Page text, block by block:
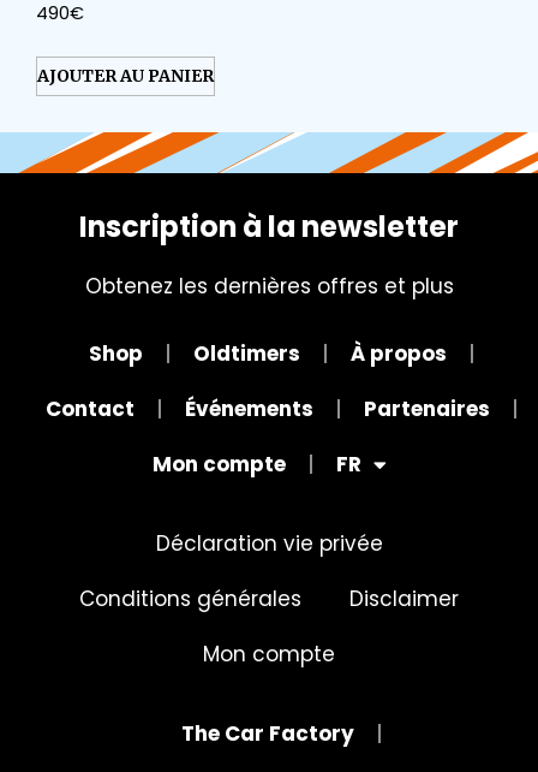
490€
AJOUTER AU PANIER
Inscription à la newsletter
Obtenez les dernières offres et plus
Shop Oldtimers
À propos
Contact
Événements
Partenaires
Mon compte
FR
Déclaration vie privée
Conditions générales
Disclaimer
Mon compte
The Car Factory